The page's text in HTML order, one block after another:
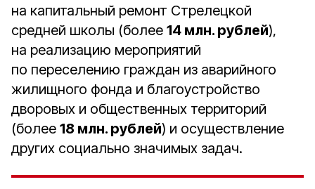
на капитальный ремонт Стрелецкой
средней школы (более 14 млн. рублей),
на реализацию мероприятий
по переселению граждан из аварийного
жилищного фонда и благоустройство
дворовых и общественных территорий
(более 18 млн. рублей) и осуществление
других социально значимых задач.